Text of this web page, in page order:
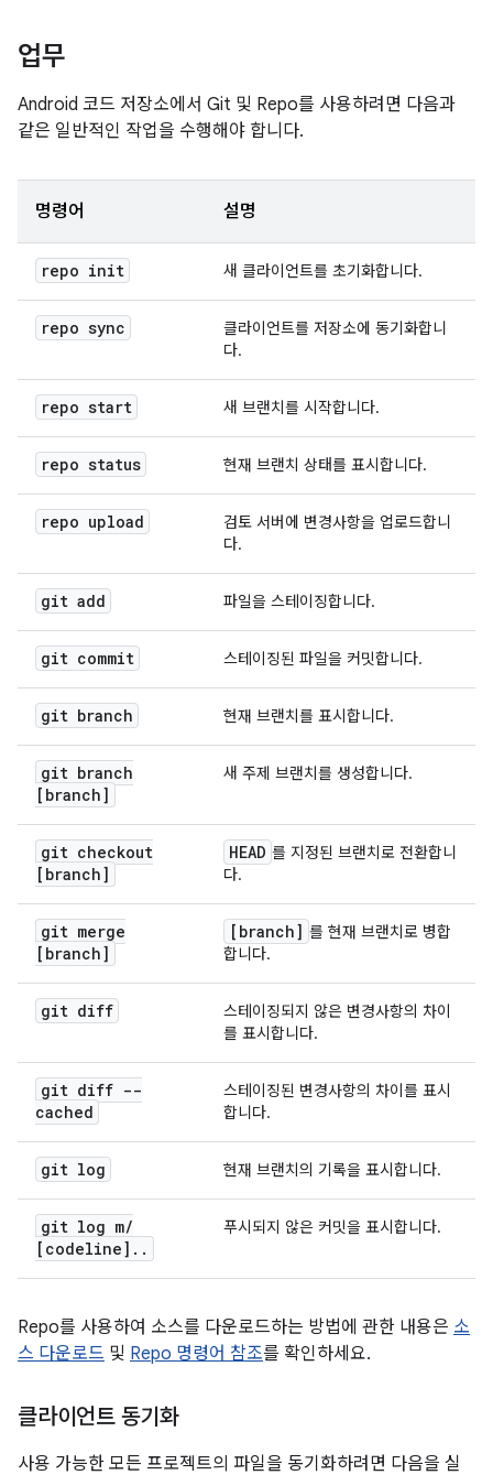
업무
Android 코드 저장소에서 Git 및 Repo를 사용하려면 다음과
같은 일반적인 작업을 수행해야 합니다.
명령어 설명
repo init 새 클라이언트를 초기화합니다.
repo sync
클라이언트를 저장소에 동기화합니
다.
repo start 새 브랜치를 시작합니다.
repo status 현재 브랜치 상태를 표시합니다.
repo upload
검토 서버에 변경사항을 업로드합니
다.
git add 파일을 스테이징합니다.
git commit 스테이징된 파일을 커밋합니다.
git branch 현재 브랜치를 표시합니다.
git branch
[branch]
새 주제 브랜치를 생성합니다.
git checkout
[branch]
HEAD 를 지정된 브랜치로 전환합니
다.
git merge
[branch]
[branch] 를 현재 브랜치로 병합
합니다.
git diff
스테이징되지 않은 변경사항의 차이
를 표시합니다.
git diff --
cached
스테이징된 변경사항의 차이를 표시
합니다.
git log 현재 브랜치의 기록을 표시합니다.
git log m/
[codeline] . .
푸시되지 않은 커밋을 표시합니다.
Repo를 사용하여 소스를 다운로드하는 방법에 관한 내용은 소
스 다운로드 및 Repo 명령어 참조를 확인하세요.
클라이언트 동기화
사용 가능한 모든 프로젝트의 파일을 동기화하려면 다음을 실